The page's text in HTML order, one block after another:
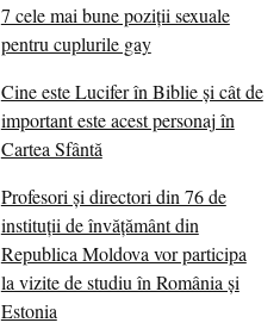
7 cele mai bune poziții sexuale
pentru cuplurile gay
Cine este Lucifer în Biblie și cât de
important este acest personaj în
Cartea Sfântă
Profesori și directori din 76 de
instituții de învățământ din
Republica Moldova vor participa
la vizite de studiu în România și
Estonia